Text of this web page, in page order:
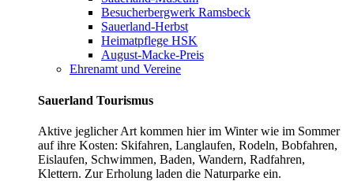
Besucherbergwerk Ramsbeck
Sauerland-Herbst
Heimatpflege HSK
August-Macke-Preis
Ehrenamt und Vereine
Sauerland Tourismus
Aktive jeglicher Art kommen hier im Winter wie im Sommer
auf ihre Kosten: Skifahren, Langlaufen, Rodeln, Bobfahren,
Eislaufen, Schwimmen, Baden, Wandern, Radfahren,
Klettern. Zur Erholung laden die Naturparke ein.